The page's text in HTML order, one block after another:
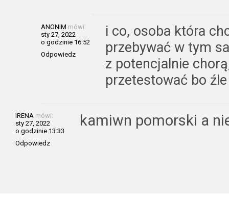
ANONIM mówi:
sty 27, 2022
o godzinie 16:52
Odpowiedz
i co, osoba która
przebywać w tym
z potencjalnie
przetestować bo
IRENA mówi:
sty 27, 2022
o godzinie 13:33
Odpowiedz
kamiwn pomorski a